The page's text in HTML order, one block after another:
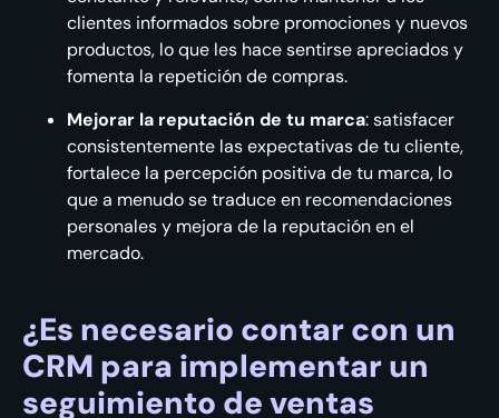
clientes informados sobre promociones y nuevos
productos, lo que les hace sentirse apreciados y
fomenta la repetición de compras.
Mejorar la reputación de tu marca: satisfacer
consistentemente las expectativas de tu cliente,
fortalece la percepción positiva de tu marca, lo
que a menudo se traduce en recomendaciones
personales y mejora de la reputación en el
mercado.
¿Es necesario contar con un
CRM para implementar un
seguimiento de ventas